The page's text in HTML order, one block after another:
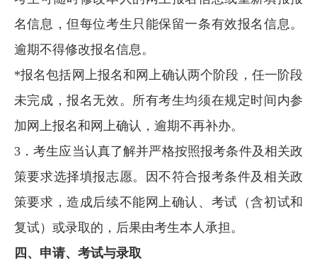
名信息，但每位考生只能保留一条有效报名信息。
逾期不得修改报名信息。
*报名包括网上报名和网上确认两个阶段，任一阶段
未完成，报名无效。所有考生均须在规定时间内参
加网上报名和网上确认，逾期不再补办。
3．考生应当认真了解并严格按照报考条件及相关政
策要求选择填报志愿。因不符合报考条件及相关政
策要求，造成后续不能网上确认、考试（含初试和
复试）或录取的，后果由考生本人承担。
四、申请、考试与录取